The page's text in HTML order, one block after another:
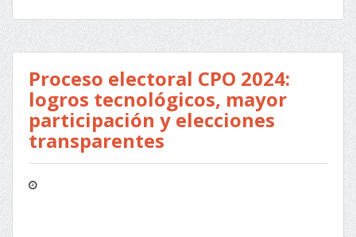
Proceso electoral CPO 2024:
logros tecnológicos, mayor
participación y elecciones
transparentes